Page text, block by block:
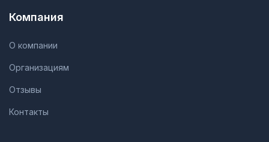
Компания
О компании
Организациям
Отзывы
Контакты